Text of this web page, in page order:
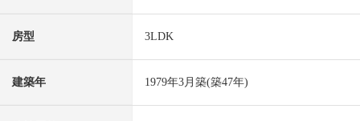
房型 3LDK
建築年 1979年3月築(築47年)